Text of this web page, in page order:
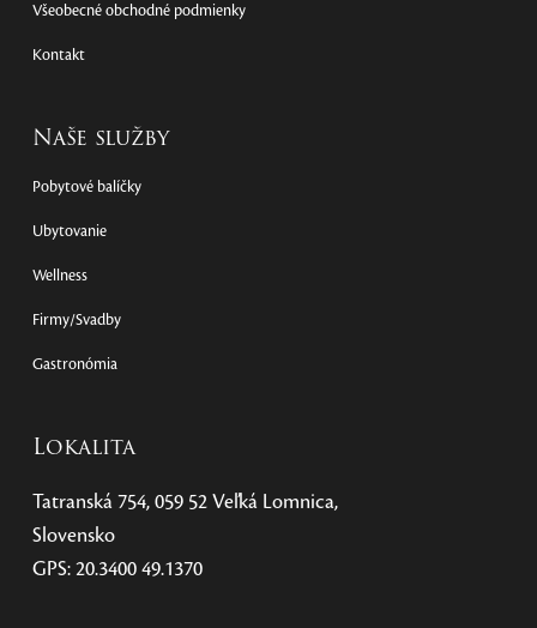
Všeobecné obchodné podmienky
Kontakt
Naše služby
Pobytové balíčky
Ubytovanie
Wellness
Firmy/Svadby
Gastronómia
Lokalita
Tatranská 754, 059 52 Veľká Lomnica,
Slovensko
GPS: 20.3400 49.1370